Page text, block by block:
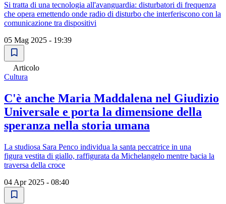
Si tratta di una tecnologia all'avanguardia: disturbatori di frequenza
che opera emettendo onde radio di disturbo che interferiscono con la
comunicazione tra dispositivi
05 Mag 2025 - 19:39
Articolo
Cultura
C'è anche Maria Maddalena nel Giudizio
Universale e porta la dimensione della
speranza nella storia umana
La studiosa Sara Penco individua la santa peccatrice in una
figura vestita di giallo, raffigurata da Michelangelo mentre bacia la
traversa della croce
04 Apr 2025 - 08:40